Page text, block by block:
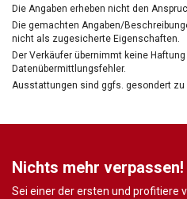
Die Angaben erheben nicht den
Die gemachten Angaben/
nicht als zugesicherte Eigenschaften.
Der Verkäufer übernimmt keine Haftung
Datenübermittlungsfehler.
Ausstattungen sind ggfs. gesondert zu
Nichts mehr verpassen!
Sei einer der ersten und profitiere